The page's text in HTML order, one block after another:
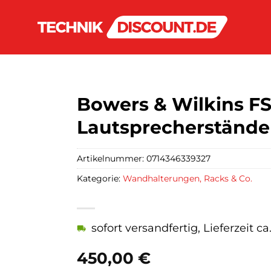
Bowers & Wilkins
450,00 €
sofort versandfertig, Lieferzeit
Artikelnummer: 0714346339327
Kategorie: Wandhalterungen, Racks & Co.